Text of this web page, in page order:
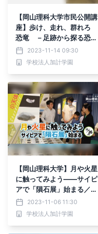
【岡山理科大学市民公開講
座】歩け、走れ、群れろ
恐竜 －足跡から探る恐竜
の暮らし－｜日時：2023
年12月3日（日）10:00～
14:00 開催！参加無料
2023-11-14 09:30
学校法人加計学園
【岡山理科大学】月や火星
に触ってみよう――サイピ
アで「隕石展」始まる／11
月26日まで
2023-11-06 11:30
学校法人加計学園